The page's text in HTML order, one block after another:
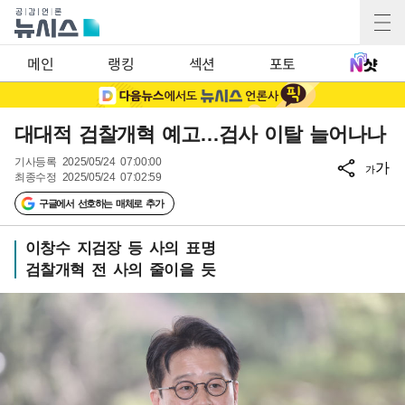
메인 랭킹 섹션 포토
대대적 검찰개혁 예고…검사 이탈 늘어나나
기사등록 2025/05/24 07:00:00
최종수정 2025/05/24 07:02:59
구글에서 선호하는 매체로 추가
가가
이창수 지검장 등 사의 표명
검찰개혁 전 사의 줄이을 듯